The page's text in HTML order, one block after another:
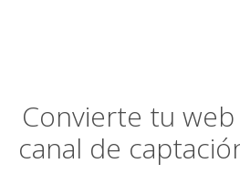
Convierte tu
canal de